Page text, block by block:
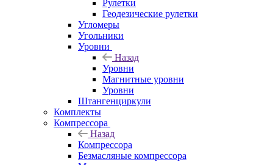
Рулетки
Геодезические рулетки
Угломеры
Угольники
Уровни
Назад
Уровни
Магнитные уровни
Уровни
Штангенциркули
Комплекты
Компрессора
Назад
Компрессора
Безмасляные компрессора